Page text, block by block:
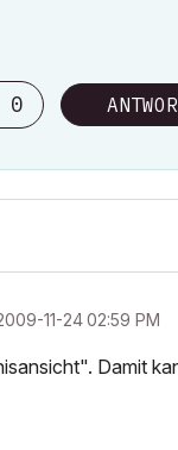
0
11-2402:59 PM
Damit